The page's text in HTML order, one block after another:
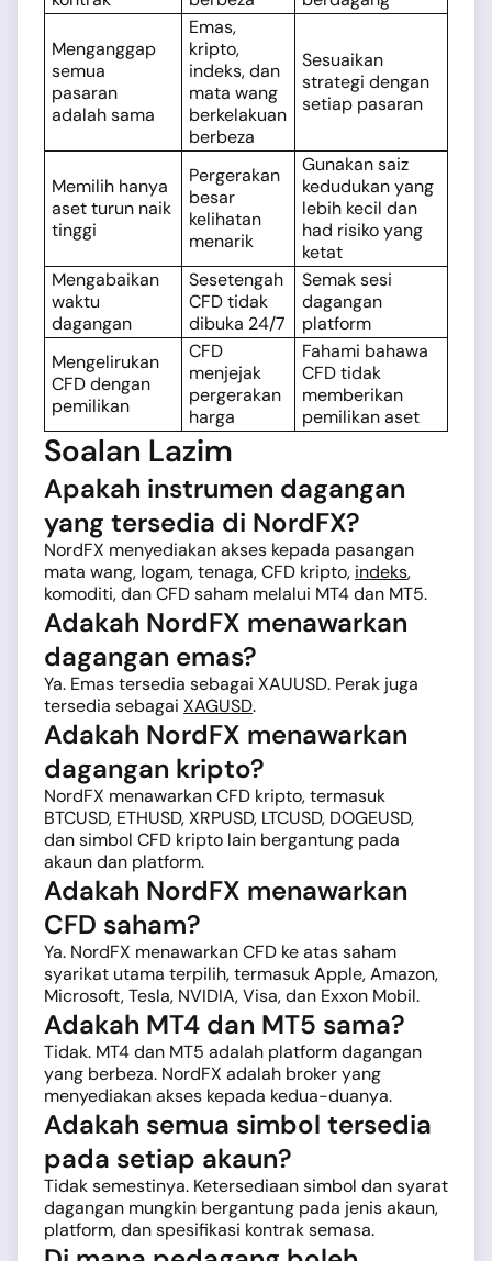
Menganggap
semua
pasaran
adalah sama
Emas,
kripto,
indeks, dan
mata wang
berkelakuan
berbeza
Sesuaikan
strategi dengan
setiap pasaran
Memilih hanya
aset turun naik
tinggi
Pergerakan
besar
kelihatan
menarik
Gunakan saiz
kedudukan yang
lebih kecil dan
had risiko yang
ketat
Mengabaikan
waktu
dagangan
Sesetengah
CFD tidak
dibuka 24/7
Semak sesi
dagangan
platform
Mengelirukan
CFD dengan
pemilikan
CFD
menjejak
pergerakan
harga
Fahami bahawa
CFD tidak
memberikan
pemilikan aset
Soalan Lazim
Apakah instrumen dagangan
yang tersedia di NordFX?
NordFX menyediakan akses kepada pasangan
mata wang, logam, tenaga, CFD kripto, indeks,
komoditi, dan CFD saham melalui MT4 dan MT5.
Adakah NordFX menawarkan
dagangan emas?
Ya. Emas tersedia sebagai XAUUSD. Perak juga
tersedia sebagai XAGUSD.
Adakah NordFX menawarkan
dagangan kripto?
NordFX menawarkan CFD kripto, termasuk
BTCUSD, ETHUSD, XRPUSD, LTCUSD, DOGEUSD,
dan simbol CFD kripto lain bergantung pada
akaun dan platform.
Adakah NordFX menawarkan
CFD saham?
Ya. NordFX menawarkan CFD ke atas saham
syarikat utama terpilih, termasuk Apple, Amazon,
Microsoft, Tesla, NVIDIA, Visa, dan Exxon Mobil.
Adakah MT4 dan MT5 sama?
Tidak. MT4 dan MT5 adalah platform dagangan
yang berbeza. NordFX adalah broker yang
menyediakan akses kepada kedua-duanya.
Adakah semua simbol tersedia
pada setiap akaun?
Tidak semestinya. Ketersediaan simbol dan syarat
dagangan mungkin bergantung pada jenis akaun,
platform, dan spesifikasi kontrak semasa.